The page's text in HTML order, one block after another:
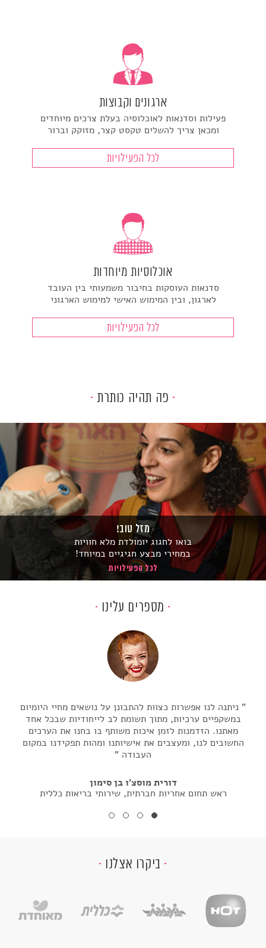
ארגונים וקבוצות
פעילות וסדנאות לאוכלוסיה בעלת צרכים מיוחדים
ומכאן צריך להשלים טקסט קצר, מזוקק וברור
לכל הפעילויות
אוכלוסיות מיוחדות
סדנאות העוסקות בחיבור משמעותי בין העובד
לארגון, ובין המימוש האישי למימוש הארגוני
לכל הפעילויות
פה תהיה כותרת
מזל טוב!
בואו לחגוג יומולדת מלא חוויות
במחירי מבצע חגיגיים במיוחד!
לכל הפעילויות
מספרים עלינו
ניתנה לנו אפשרות כצוות להתבונן על נושאים מחיי היומיום
במשקפיים ערכיות, מתוך תשומת לב לייחודיות שבכל אחד
מאתנו. הזדמנות לזמן איכות משותף בו בחנו את הערכים
החשובים לנו, ומעצבים את אישיותנו ומהות תפקידנו במקום
העבודה
דורית מוסצ'ו בן סימון
ראש תחום אחריות חברתית, שירותי בריאות כללית
ביקרו אצלנו